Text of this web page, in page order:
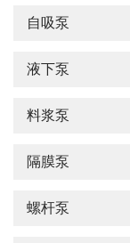
自吸泵
液下泵
料浆泵
隔膜泵
螺杆泵